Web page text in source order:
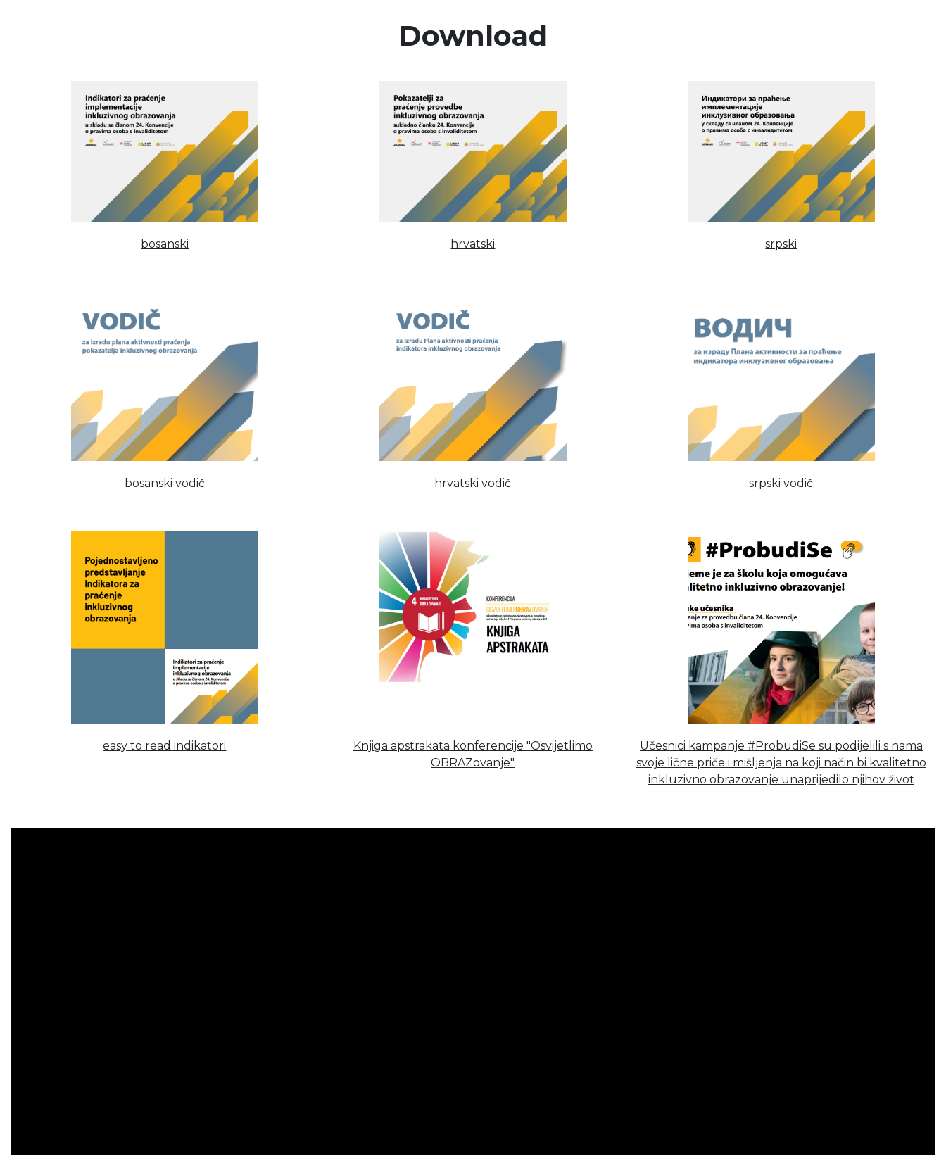
Download
bosanski hrvatski srpski
bosanski vodič hrvatski vodič srpski vodič
easy to read indikatori
Knjiga apstrakata konferencije "Osvijetlimo
OBRAZovanje"
Učesnici kampanje #ProbudiSe su podijelili s nama
svoje lične priče i mišljenja na koji način bi kvalitetno
inkluzivno obrazovanje unaprijedilo njihov život